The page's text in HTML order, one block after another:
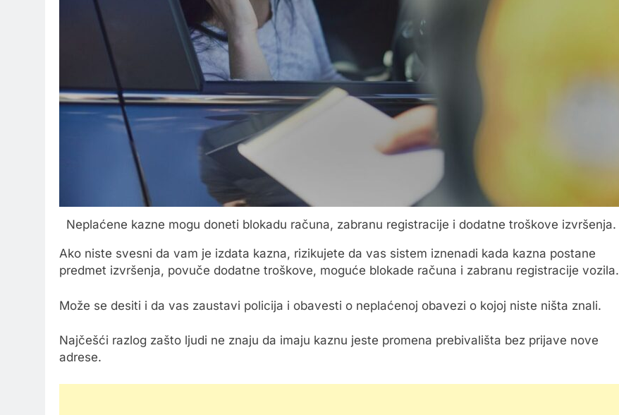
Neplaćene kazne mogu doneti blokadu računa, zabranu registracije i dodatne troškove izvršenja.
Ako niste svesni da vam je izdata kazna, rizikujete da vas sistem iznenadi kada kazna postane
predmet izvršenja, povuče dodatne troškove, moguće blokade računa i zabranu registracije vozila.
Može se desiti i da vas zaustavi policija i obavesti o neplaćenoj obavezi o kojoj niste ništa znali.
Najčešći razlog zašto ljudi ne znaju da imaju kaznu jeste promena prebivališta bez prijave nove
adrese.